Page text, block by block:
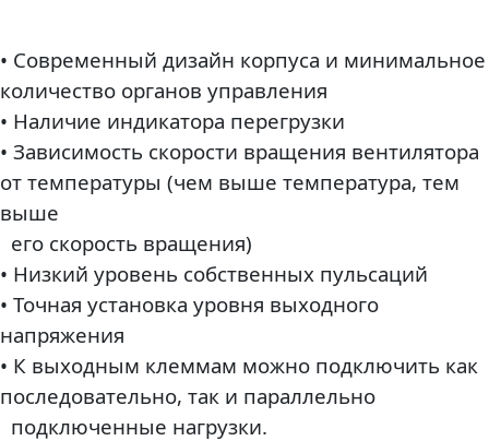
• Современный дизайн корпуса и минимальное
количество органов управления
• Наличие индикатора перегрузки
• Зависимость скорости вращения вентилятора
от температуры (чем выше температура, тем
выше
его скорость вращения)
• Низкий уровень собственных пульсаций
• Точная установка уровня выходного
напряжения
• К выходным клеммам можно подключить как
последовательно, так и параллельно
подключенные нагрузки.